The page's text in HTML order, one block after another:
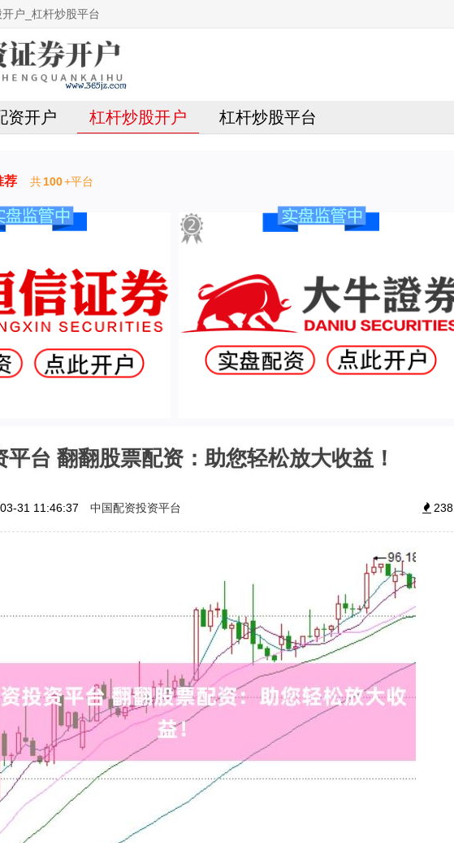
户_杠杆炒股平台
资开户 杠杆炒股开户 杠杆炒股平台
荐 共100+平台
平台 翻翻股票配资：助您轻松放大收益！
31 11:46:37 中国配资投资平台 238